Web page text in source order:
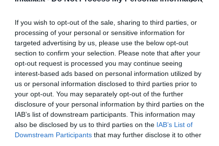
If you wish to opt-out of the sale, sharing to third parties, or
processing of your personal or sensitive information for
targeted advertising by us, please use the below opt-out
section to confirm your selection. Please note that after your
opt-out request is processed you may continue seeing
interest-based ads based on personal information utilized by
us or personal information disclosed to third parties prior to
your opt-out. You may separately opt-out of the further
disclosure of your personal information by third parties on the
IAB’s list of downstream participants. This information may
also be disclosed by us to third parties on the IAB’s List of
Downstream Participants that may further disclose it to other
dal centro
TARIFFE
Hotel Villa Nefele
4.02 kmdal centro
0 Recensioni
TARIFFE
Terralcantara Il Borgo
7.62 km